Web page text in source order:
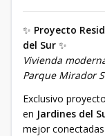
✨ Proyecto
del Sur ✨
Vivienda
Parque Mirador
Exclusivo
en Jardines del
mejor